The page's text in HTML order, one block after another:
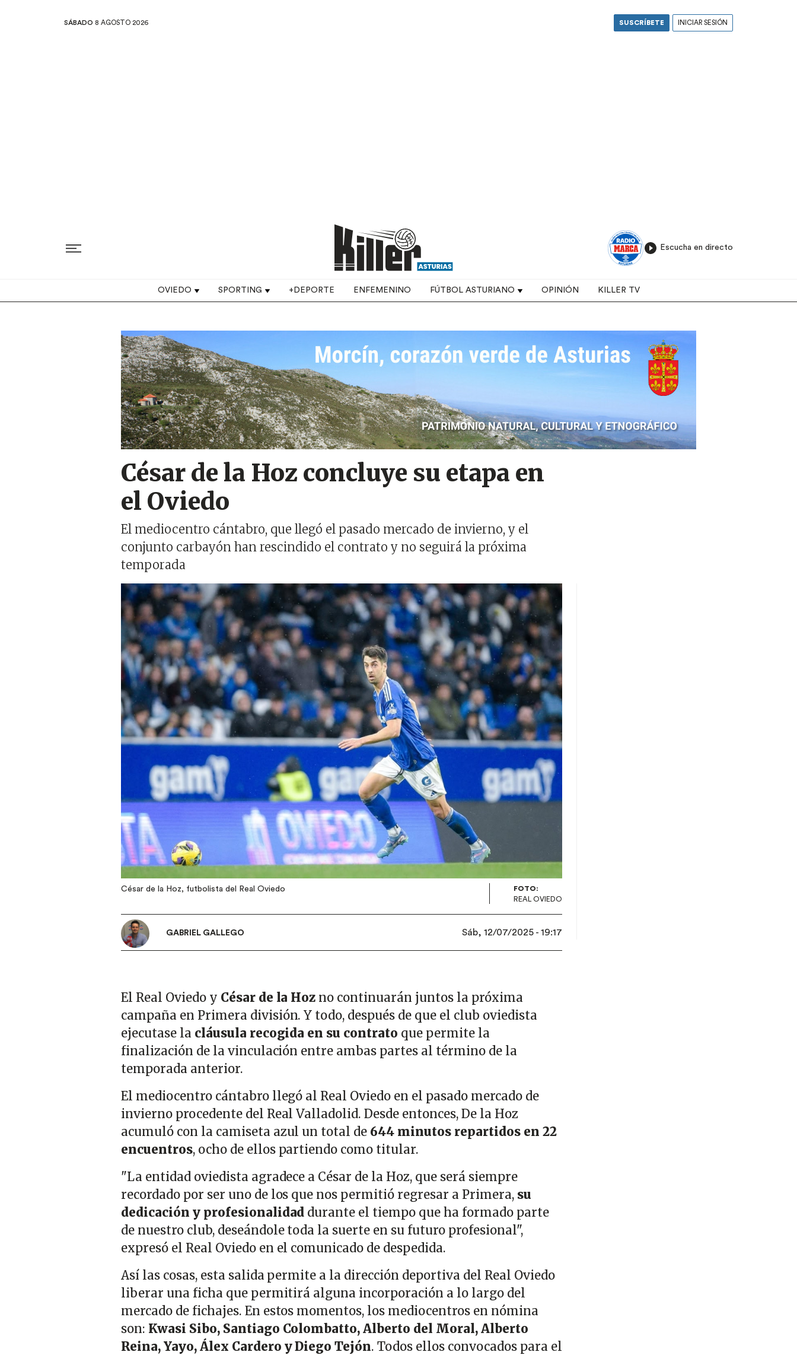
SÁBADO 8 AGOSTO 2026 SUSCRÍBETE INICIAR SESIÓN
Escucha en directo
Top navigation
OVIEDO SPORTING +DEPORTE ENFEMENINO FÚTBOL ASTURIANO OPINIÓN KILLER TV
Image
César de la Hoz concluye su etapa en
el Oviedo
El mediocentro cántabro, que llegó el pasado mercado de invierno, y el
conjunto carbayón han rescindido el contrato y no seguirá la próxima
temporada
Imagen
César de la Hoz, futbolista del Real Oviedo
FOTO:
REAL OVIEDO
GABRIEL GALLEGO Sáb, 12/07/2025 - 19:17
El Real Oviedo y César de la Hoz no continuarán juntos la próxima
campaña en Primera división. Y todo, después de que el club oviedista
ejecutase la cláusula recogida en su contrato que permite la
finalización de la vinculación entre ambas partes al término de la
temporada anterior.
El mediocentro cántabro llegó al Real Oviedo en el pasado mercado de
invierno procedente del Real Valladolid. Desde entonces, De la Hoz
acumuló con la camiseta azul un total de 644 minutos repartidos en 22
encuentros, ocho de ellos partiendo como titular.
"La entidad oviedista agradece a César de la Hoz, que será siempre
recordado por ser uno de los que nos permitió regresar a Primera, su
dedicación y profesionalidad durante el tiempo que ha formado parte
de nuestro club, deseándole toda la suerte en su futuro profesional",
expresó el Real Oviedo en el comunicado de despedida.
Así las cosas, esta salida permite a la dirección deportiva del Real Oviedo
liberar una ficha que permitirá alguna incorporación a lo largo del
mercado de fichajes. En estos momentos, los mediocentros en nómina
son: Kwasi Sibo, Santiago Colombatto, Alberto del Moral, Alberto
Reina, Yayo, Álex Cardero y Diego Tejón. Todos ellos convocados para el